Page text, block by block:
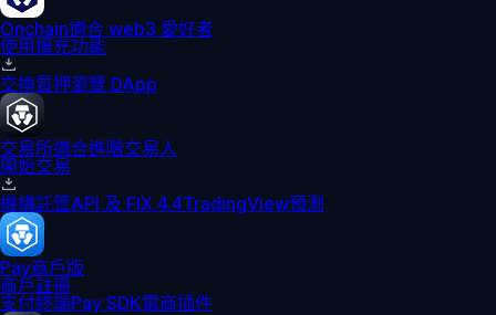
Onchain適合 web3 愛好者
使用擴充功能
交換質押瀏覽 DApp
交易所適合進階交易人
開始交易
機構託管API 及 FIX 4.4TradingView預測
Pay商戶版
商戶註冊
支付終端Pay SDK電商插件